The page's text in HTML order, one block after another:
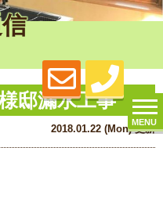
MENU
邸漏水工事
2018.01.22 (Mon) 更新